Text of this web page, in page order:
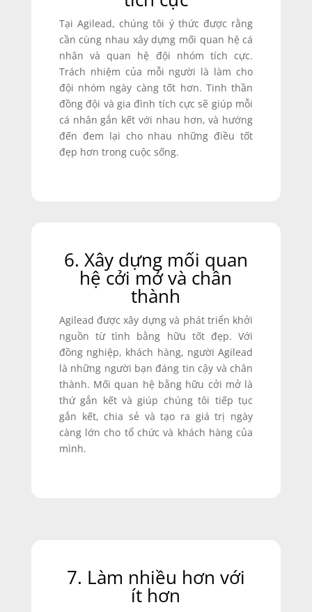
Tại Agilead, chúng tôi ý thức được rằng
cần cùng nhau xây dựng mối quan hệ cá
nhân và quan hệ đội nhóm tích cực.
Trách nhiệm của mỗi người là làm cho
đội nhóm ngày càng tốt hơn. Tinh thần
đồng đội và gia đình tích cực sẽ giúp mỗi
cá nhân gắn kết với nhau hơn, và hướng
đến đem lại cho nhau những điều tốt
đẹp hơn trong cuộc sống.
6. Xây dựng mối quan
hệ cởi mở và chân
thành
Agilead được xây dựng và phát triển khởi
nguồn từ tình bằng hữu tốt đẹp. Với
đồng nghiệp, khách hàng, người Agilead
là những người bạn đáng tin cậy và chân
thành. Mối quan hệ bằng hữu cởi mở là
thứ gắn kết và giúp chúng tôi tiếp tục
gắn kết, chia sẻ và tạo ra giá trị ngày
càng lớn cho tổ chức và khách hàng của
mình.
7. Làm nhiều hơn với
ít hơn